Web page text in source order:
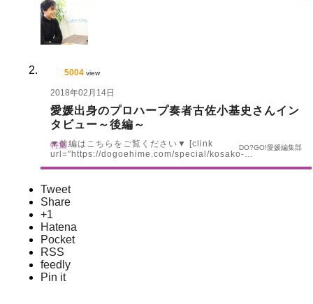
5004 view
2018年02月14日
愛媛出身のプロハープ奏者古佐小基史さんイン
タビュー～後編～
▼前編はこちらをご覧ください▼ [clink
url="https://dogoehime.com/special/kosako-…
特集 DO?GO!愛媛編集部
Tweet
Share
+1
Hatena
Pocket
RSS
feedly
Pin it